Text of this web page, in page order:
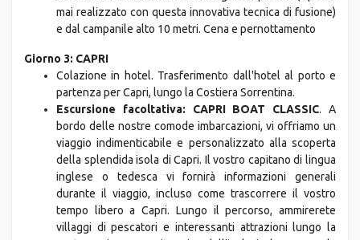
Rufolo e dal Duomo con il suo magnifico portale (il primo
mai realizzato con questa innovativa tecnica di fusione)
Giorno 3: CAPRI
Colazione in hotel. Trasferimento dall'hotel al porto e
partenza per Capri, lungo la Costiera Sorrentina.
Escursione facoltativa: CAPRI BOAT CLASSIC . A
bordo delle nostre comode imbarcazioni, vi offriamo un
viaggio indimenticabile e personalizzato alla scoperta
della splendida isola di Capri. Il vostro capitano di lingua
inglese o tedesca vi fornirà informazioni generali
durante il viaggio, incluso come trascorrere il vostro
tempo libero a Capri. Lungo il percorso, ammirerete